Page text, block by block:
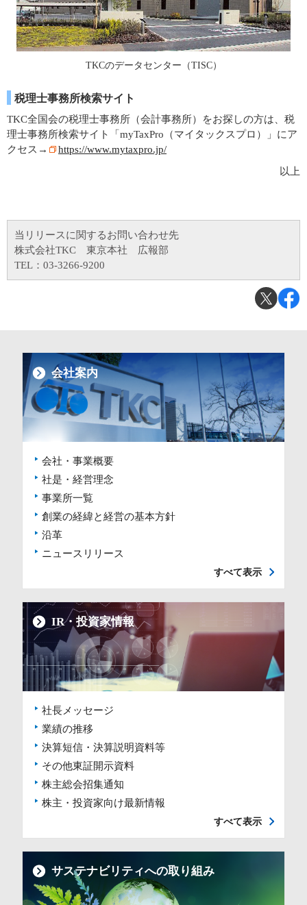
TKCのデータセンター（TISC）
税理士事務所検索サイト
TKC全国会の税理士事務所（会計事務所）をお探しの方は、税
理士事務所検索サイト「myTaxPro（マイタックスプロ）」にア
クセス→
https://www.mytaxpro.jp/
以上
当リリースに関するお問い合わせ先
株式会社TKC 東京本社 広報部
TEL：03-3266-9200
会社案内
会社・事業概要
社是・経営理念
事業所一覧
創業の経緯と経営の基本方針
沿革
ニュースリリース
すべて表示
IR・投資家情報
社長メッセージ
業績の推移
決算短信・決算説明資料等
その他東証開示資料
株主総会招集通知
株主・投資家向け最新情報
すべて表示
サステナビリティへの取り組み